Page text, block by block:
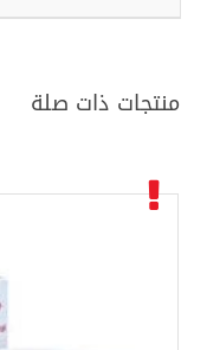
منتجات ذات صلة